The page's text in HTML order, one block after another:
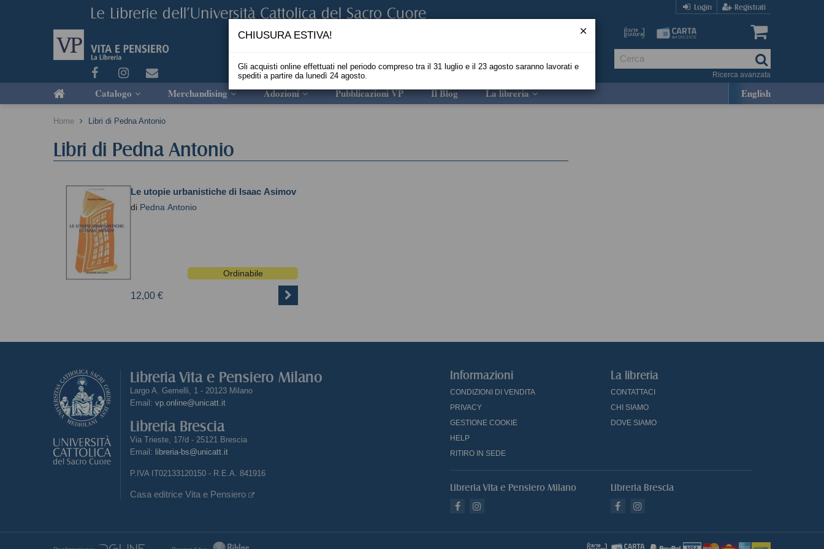
Login Registrati
Ricerca avanzata
Catalogo Merchandising Adozioni Pubblicazioni VP Il Blog La libreria English
Home Libri di Pedna Antonio
Libri di Pedna Antonio
Le utopie urbanistiche di Isaac Asimov
di Pedna Antonio
Ordinabile
12,00 €
Libreria Vita e Pensiero Milano
Largo A. Gemelli, 1 - 20123 Milano
Email: vp.online@unicatt.it
Libreria Brescia
Via Trieste, 17/d - 25121 Brescia
Email: libreria-bs@unicatt.it
P.IVA IT02133120150 - R.E.A. 841916
Casa editrice Vita e Pensiero
Informazioni
CONDIZIONI DI VENDITA
PRIVACY
GESTIONE COOKIE
HELP
RITIRO IN SEDE
La libreria
CONTATTACI
CHI SIAMO
DOVE SIAMO
Libreria Vita e Pensiero Milano Libreria Brescia
CHIUSURA ESTIVA!
Gli acquisti online effettuati nel periodo compreso tra il 31 luglio e il 23 agosto saranno lavorati e
spediti a partire da lunedì 24 agosto.